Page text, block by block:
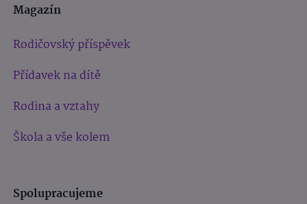
Magazín
Rodičovský příspěvek
Přídavek na dítě
Rodina a vztahy
Škola a vše kolem
Spolupracujeme